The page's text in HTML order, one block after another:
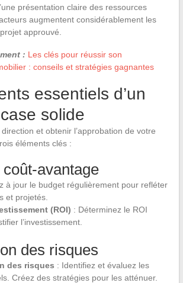
présentation claire des ressources
augmentent considérablement les
approuvé.
: Les clés pour réussir son
: conseils et stratégies gagnantes
essentiels d’un
solide
et obtenir l’approbation de votre
éléments clés :
avantage
à jour le budget régulièrement pour refléter
et projetés.
(ROI) : Déterminez le ROI
l’investissement.
des risques
des risques : Identifiez et évaluez les
Créez des stratégies pour les atténuer.